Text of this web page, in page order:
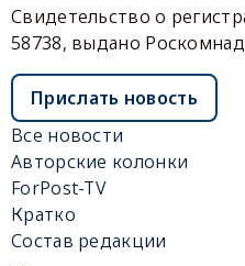
Свидетельство о
58738, выдано
Прислать новость
Все новости
Авторские колонки
ForPost-TV
Кратко
Состав редакции